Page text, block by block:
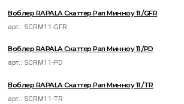
Воблер RAPALA Скаттер Рап Минноу 11 /GFR
арт.: SCRM11-GFR
Воблер RAPALA Скаттер Рап Минноу 11 /PD
арт.: SCRM11-PD
Воблер RAPALA Скаттер Рап Минноу 11 /TR
арт.: SCRM11-TR